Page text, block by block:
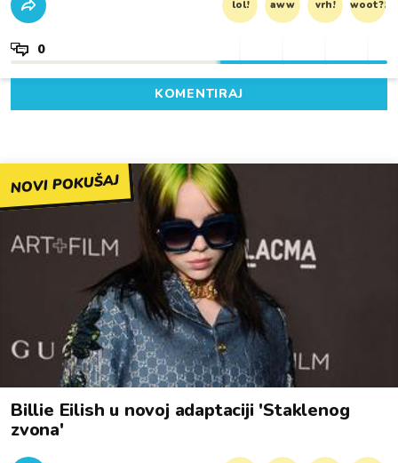
lol! aww vrh! woot?!
0
KOMENTIRAJ
NOVI POKUŠAJ
Billie Eilish u novoj adaptaciji 'Staklenog
zvona'